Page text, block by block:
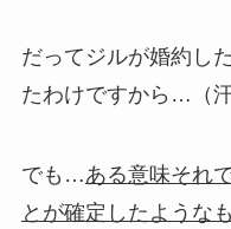
だってジルが婚約し
たわけですから…（汗
でも…ある意味それ
とが確定したような